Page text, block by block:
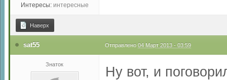
Интересы: интересные
Наверх
sat55 Отправлено 04 Март 2013 - 03:59
Знаток Ну вот, и